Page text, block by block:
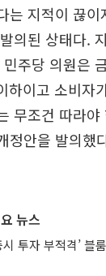
는 지적이 끊
의된 상태다.
주당 의원은
하이고 소비자
무조건 따라
정안을 발의했
뉴스